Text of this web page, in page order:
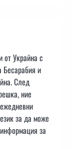
от Украйна с
Бесарабия и
След
ние
за да може
за